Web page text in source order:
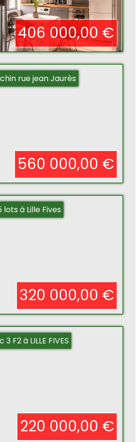
406 000,00 €
rue jean Jaurès
560 000,00 €
à Lille Fives
320 000,00 €
F2 à LILLE FIVES
220 000,00 €